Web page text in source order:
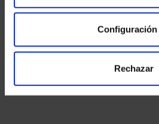
Configuración
Rechazar